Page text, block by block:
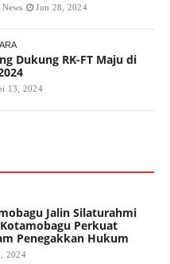
News Jun 28, 2024
Dukung RK-FT Maju di
13, 2024
Jalin Silaturahmi
Perkuat
Penegakkan Hukum
2024